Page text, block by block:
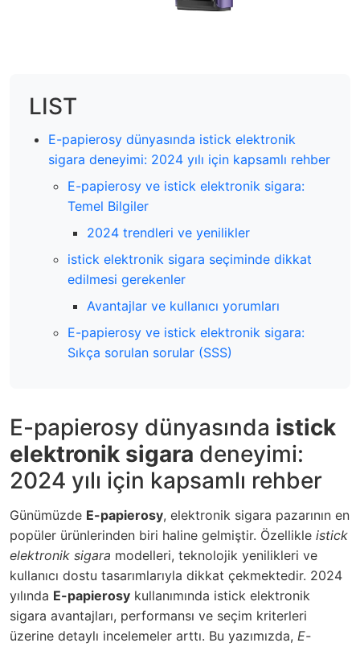
LIST
E-papierosy dünyasında istick elektronik
sigara deneyimi: 2024 yılı için kapsamlı rehber
E-papierosy ve istick elektronik sigara:
Temel Bilgiler
2024 trendleri ve yenilikler
istick elektronik sigara seçiminde dikkat
edilmesi gerekenler
Avantajlar ve kullanıcı yorumları
E-papierosy ve istick elektronik sigara:
Sıkça sorulan sorular (SSS)
E-papierosy dünyasında istick
elektronik sigara deneyimi:
2024 yılı için kapsamlı rehber
Günümüzde E-papierosy, elektronik sigara pazarının en
popüler ürünlerinden biri haline gelmiştir. Özellikle istick
elektronik sigara modelleri, teknolojik yenilikleri ve
kullanıcı dostu tasarımlarıyla dikkat çekmektedir. 2024
yılında E-papierosy kullanımında istick elektronik
sigara avantajları, performansı ve seçim kriterleri
üzerine detaylı incelemeler arttı. Bu yazımızda, E-